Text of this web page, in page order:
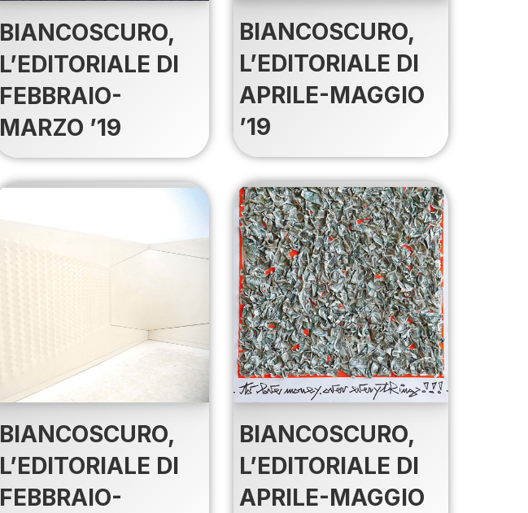
BIANCOSCURO,
L’EDITORIALE DI
APRILE-MAGGIO
’19
BIANCOSCURO,
L’EDITORIALE DI
FEBBRAIO-
MARZO ’19
BIANCOSCURO,
L’EDITORIALE DI
APRILE-MAGGIO
BIANCOSCURO,
L’EDITORIALE DI
FEBBRAIO-